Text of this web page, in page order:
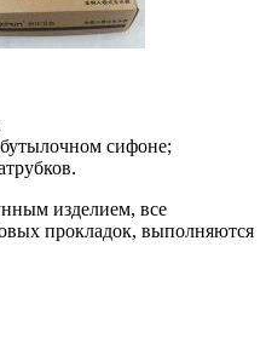
сифоне;
изделием, все
прокладок, выполняются